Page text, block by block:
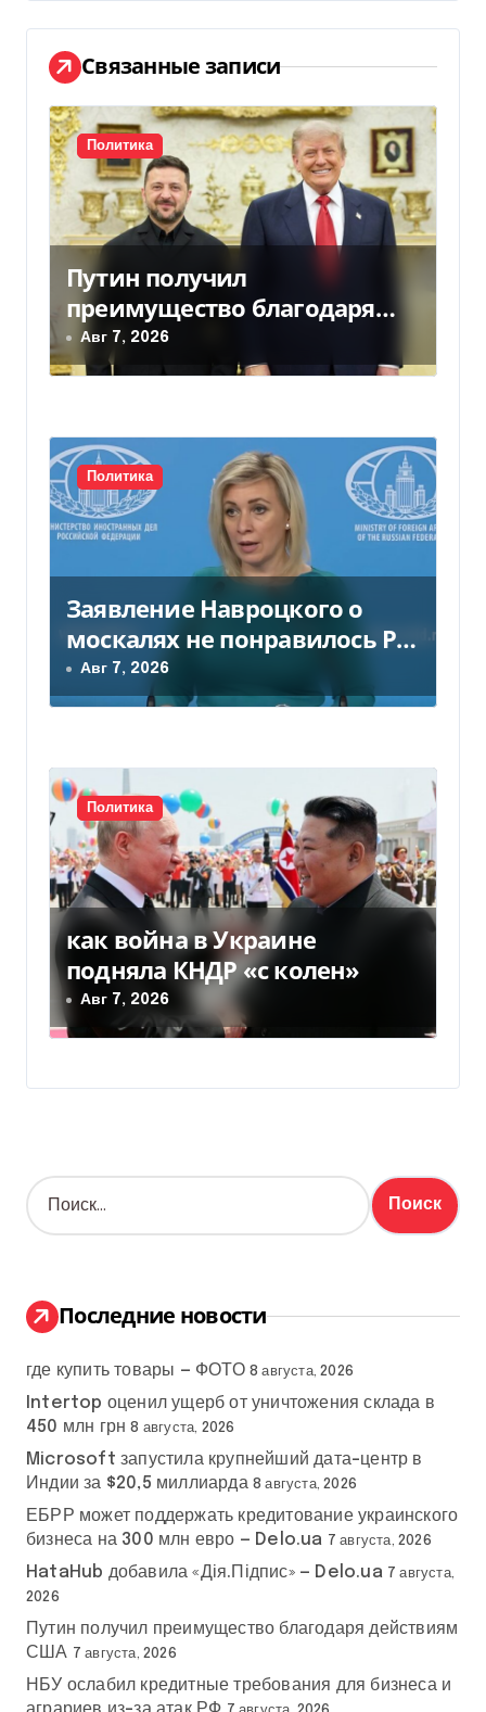
а
ц
и
я
п
о
з
а
п
и
с
я
Связанные записи
Политика
Путин получил
преимущество благодаря
действиям США
Авг 7, 2026
Политика
Заявление Навроцкого о
москалях не понравилось РФ
— видео
Авг 7, 2026
Политика
как война в Украине
подняла КНДР «с колен»
Авг 7, 2026
Н
а
:
Последние новости
где купить товары — ФОТО 8 августа, 2026
Intertop оценил ущерб от уничтожения склада в
450 млн грн 8 августа, 2026
Microsoft запустила крупнейший дата-центр в
Индии за $20,5 миллиарда 8 августа, 2026
ЕБРР может поддержать кредитование украинского
бизнеса на 300 млн евро — Delo.ua 7 августа, 2026
HataHub добавила «Дія.Підпис» — Delo.ua 7 августа,
2026
Путин получил преимущество благодаря действиям
США 7 августа, 2026
НБУ ослабил кредитные требования для бизнеса и